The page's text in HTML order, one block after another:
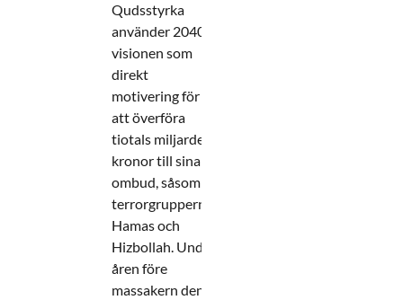
Qudsstyrka
använder 2040-
visionen som
direkt
motivering för
att överföra
tiotals miljarder
kronor till sina
ombud, såsom
terrorgrupperna
Hamas och
Hizbollah. Under
åren före
massakern den 7